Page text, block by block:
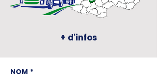
+ d'infos
NOM *